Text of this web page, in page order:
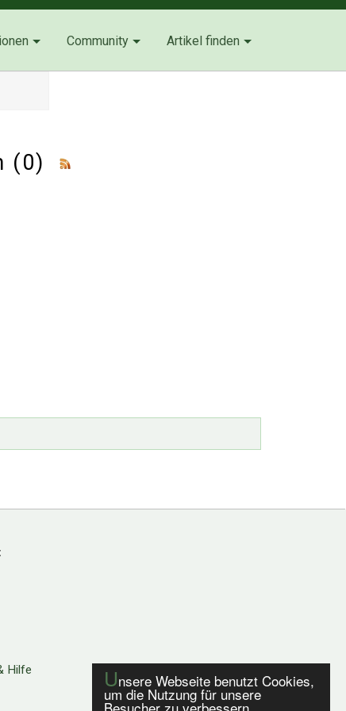
Unsere Webseite benutzt Cookies,
um die Nutzung für unsere
Community Artikel finden
(0)
Hilfe